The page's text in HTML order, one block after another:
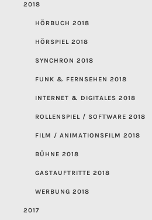
2018
HÖRBUCH 2018
HÖRSPIEL 2018
SYNCHRON 2018
FUNK & FERNSEHEN 2018
INTERNET & DIGITALES 2018
ROLLENSPIEL / SOFTWARE 2018
FILM / ANIMATIONSFILM 2018
BÜHNE 2018
GASTAUFTRITTE 2018
WERBUNG 2018
2017